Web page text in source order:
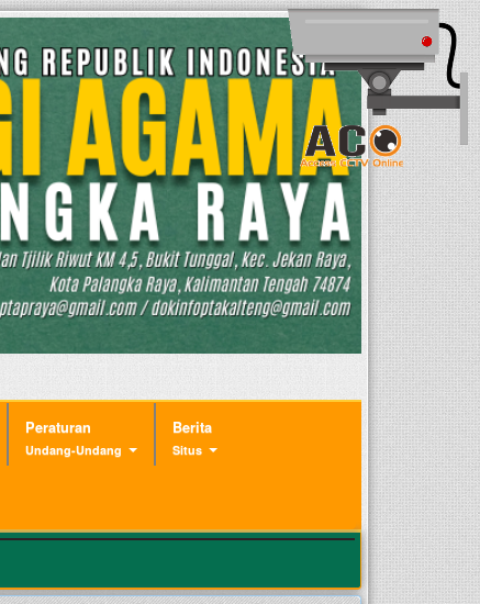
Peraturan
Undang-Undang
Berita
Situs